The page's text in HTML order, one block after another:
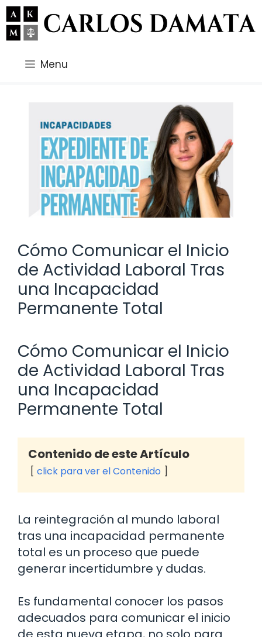
Saltar
al
contenido
Menu
Cómo Comunicar el Inicio
de Actividad Laboral Tras
una Incapacidad
Permanente Total
Cómo Comunicar el Inicio
de Actividad Laboral Tras
una Incapacidad
Permanente Total
Contenido de este Artículo
click para ver el Contenido
La reintegración al mundo laboral
tras una incapacidad permanente
total es un proceso que puede
generar incertidumbre y dudas.
Es fundamental conocer los pasos
adecuados para comunicar el inicio